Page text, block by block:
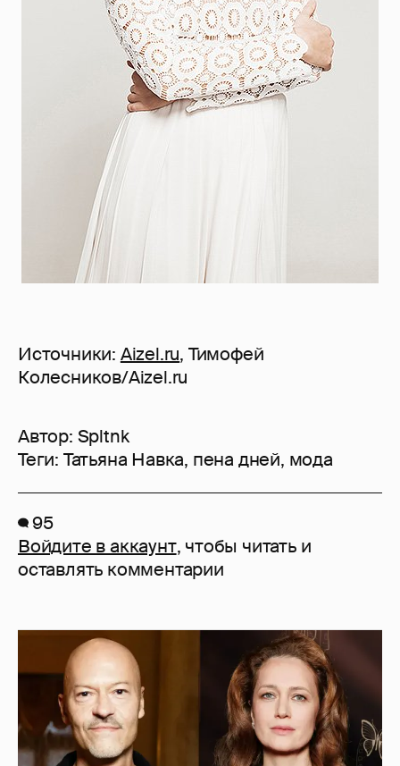
Источники: Aizel.ru, Тимофей
Колесников/Aizel.ru
Автор: Spltnk
Теги: Татьяна Навка, пена дней, мода
95
Войдите в аккаунт, чтобы читать и
оставлять комментарии